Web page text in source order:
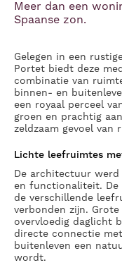
Meer dan een
Spaanse zon.
Gelegen in een
Portet biedt deze
combinatie van
binnen- en
een royaal perceel
groen en prachtig
zeldzaam gevoel van
Lichte leefruimtes
De architectuur
en functionaliteit.
de verschillende
verbonden zijn.
overvloedig daglicht
directe connectie
buitenleven een
wordt.